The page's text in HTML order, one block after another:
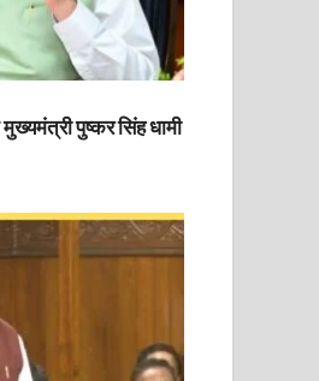
मुख्यमंत्री पुष्कर सिंह धामी